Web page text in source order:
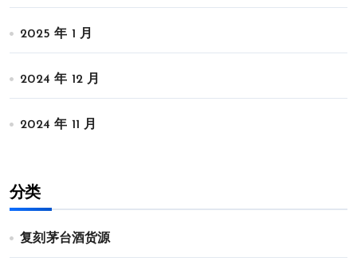
2025 年 1 月
2024 年 12 月
2024 年 11 月
分类
复刻茅台酒货源